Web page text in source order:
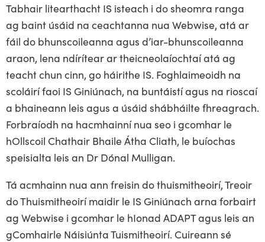
Tabhair litearthacht IS isteach i do sheomra ranga
ag baint úsáid na ceachtanna nua Webwise, atá ar
fáil do bhunscoileanna agus d’iar-bhunscoileanna
araon, lena ndírítear ar theicneolaíochtaí atá ag
teacht chun cinn, go háirithe IS. Foghlaimeoidh na
scoláirí faoi IS Giniúnach, na buntáistí agus na rioscaí
a bhaineann leis agus a úsáid shábháilte fhreagrach.
Forbraíodh na hacmhainní nua seo i gcomhar le
hOllscoil Chathair Bhaile Átha Cliath, le buíochas
speisialta leis an Dr Dónal Mulligan.
Tá acmhainn nua ann freisin do thuismitheoirí, Treoir
do Thuismitheoirí maidir le IS Giniúnach arna forbairt
ag Webwise i gcomhar le hIonad ADAPT agus leis an
gComhairle Náisiúnta Tuismitheoirí. Cuireann sé